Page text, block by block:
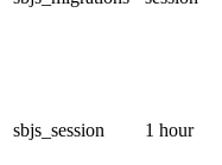
sbjs_session 1 hour